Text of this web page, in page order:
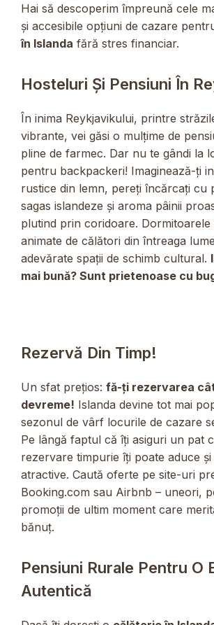
Hai să descoperim împreună cele
și accesibile opțiuni de cazare
în Islanda fără stres financiar.
Hosteluri Și Pensiuni În
În inima Reykjavikului, printre
vibrante, vei găsi o mulțime de
pline de farmec. Dar nu te gândi la
pentru backpackeri! Imaginează-ți
rustice din lemn, pereți încărcați cu
sagas islandeze și aroma pâinii
plutind prin coridoare. Dormitoarele
animate de călători din întreaga
adevărate spații de schimb cultural.
mai bună? Sunt prietenoase cu
Rezervă Din Timp!
Un sfat prețios: fă-ți rezervarea
devreme! Islanda devine tot mai
sezonul de vârf locurile de cazare
Pe lângă faptul că îți asiguri un pat
rezervare timpurie îți poate aduce
atractive. Caută oferte pe site-uri
Booking.com sau Airbnb – uneori,
promoții de ultim moment care
bănuț.
Pensiuni Rurale Pentru O
Autentică